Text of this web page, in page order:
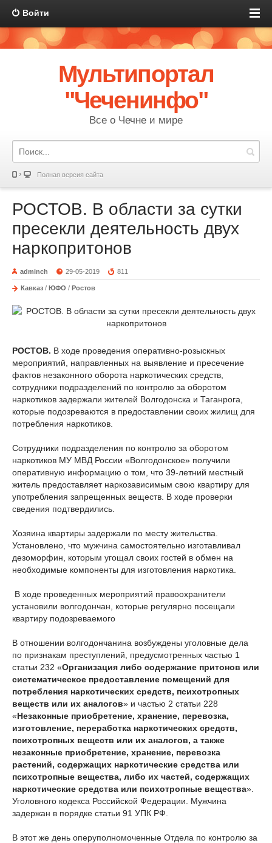
Войти
Мультипортал
"Чеченинфо"
Все о Чечне и мире
Полная версия сайта
РОСТОВ. В области за сутки
пресекли деятельность двух
наркопритонов
adminch 29-05-2019 811
Кавказ / ЮФО / Ростов
РОСТОВ. В ходе проведения оперативно-розыскных
мероприятий, направленных на выявление и пресечение
фактов незаконного оборота наркотических средств,
сотрудники подразделений по контролю за оборотом
наркотиков задержали жителей Волгодонска и Таганрога,
которые подозреваются в предоставлении своих жилищ для
потребления наркотиков.
Сотрудники подразделения по контролю за оборотом
наркотиков МУ МВД России «Волгодонское» получили
оперативную информацию о том, что 39-летний местный
житель предоставляет наркозависимым свою квартиру для
употребления запрещенных веществ. В ходе проверки
сведения подтвердились.
Хозяина квартиры задержали по месту жительства.
Установлено, что мужчина самостоятельно изготавливал
дезоморфин, которым угощал своих гостей в обмен на
необходимые компоненты для изготовления наркотика.
В ходе проведенных мероприятий правоохранители
установили волгодончан, которые регулярно посещали
квартиру подозреваемого
В отношении волгодончанина возбуждены уголовные дела
по признакам преступлений, предусмотренных частью 1
статьи 232 «Организация либо содержание притонов или
систематическое предоставление помещений для
потребления наркотических средств, психотропных
веществ или их аналогов» и частью 2 статьи 228
«Незаконные приобретение, хранение, перевозка,
изготовление, переработка наркотических средств,
психотропных веществ или их аналогов, а также
незаконные приобретение, хранение, перевозка
растений, содержащих наркотические средства или
психотропные вещества, либо их частей, содержащих
наркотические средства или психотропные вещества».
Уголовного кодекса Российской Федерации. Мужчина
задержан в порядке статьи 91 УПК РФ.
В этот же день оперуполномоченные Отдела по контролю за